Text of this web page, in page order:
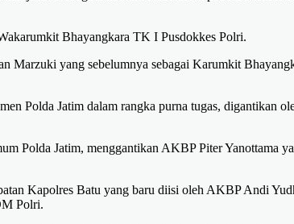
Bhayangkara TK I Pusdokkes Polri.
Marzuki yang sebelumnya sebagai Karumkit
Polda Jatim dalam rangka purna tugas, digantikan
Polda Jatim, menggantikan AKBP Piter Yanottama
Kapolres Batu yang baru diisi oleh AKBP Andi
Polri.